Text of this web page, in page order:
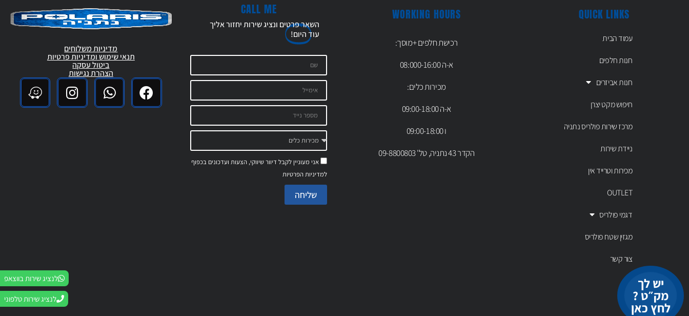
QUICK LINKS
עמוד הבית
חנות חלפים
חנות אביזרים
חיפוש מקט יצרן
מרכז שירות פולריס נתניה
ניידת שירות
מכירות וטרייד אין
OUTLET
דגמי פולריס
מגזין שטח פולריס
צור קשר
יש לך
מק״ט ?
לחץ כאן
WORKING HOURS
רכישת חלפים +מוסך:
א-ה 08:000-16:00
מכירות כלים:
א-ה 09:00-18:00
ו 09:00-18:00
הקדר 43 נתניה, טל' 09-8800803
CALL ME
השאר פרטים ונציג שירות יחזור אליך
עודהיום!
אני מעוניין לקבל דיוור שיווקי, הצעות ועדכונים בכפוף
למדיניות הפרטיות
שליחה
לנציג שירות בווצאפ
לנציג שירות טלפוני
מדיניות משלוחים
תנאי שימוש ומדיניות פרטיות
ביטול עסקה
הצהרת נגישות